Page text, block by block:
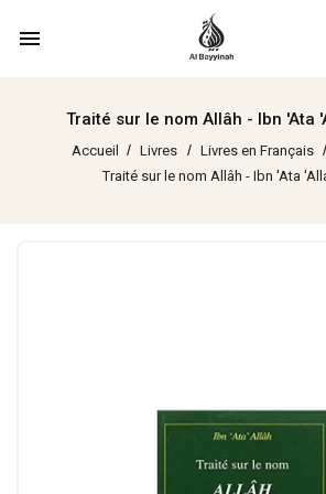
menu
Traité sur le nom Allâh - Ibn 'Ata
Accueil Livres Livres en Français
Traité sur le nom Allâh - Ibn 'Ata